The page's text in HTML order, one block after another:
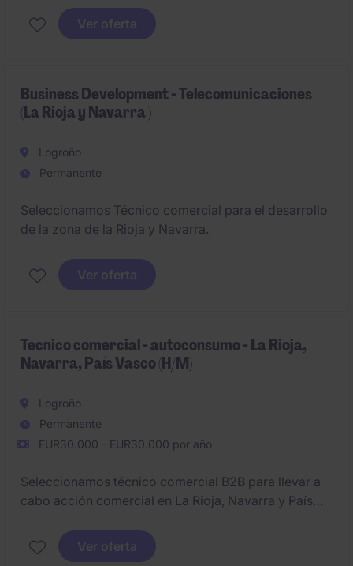
puesto requiere experiencia en el desarrollo de
marcas en el canal horeca, gestión de distribuidores)
Ver oferta
Business Development - Telecomunicaciones
(La Rioja y Navarra )
Logroño
Permanente
Seleccionamos Técnico comercial para el desarrollo
de la zona de la Rioja y Navarra.
Ver oferta
Técnico comercial - autoconsumo - La Rioja,
Navarra, País Vasco (H/M)
Logroño
Permanente
EUR30.000 - EUR30.000 por año
Seleccionamos técnico comercial B2B para llevar a
cabo acción comercial en La Rioja, Navarra y País
especializada en soluciones de autoconsumo y
energía solar fotovoltaica
Ver oferta